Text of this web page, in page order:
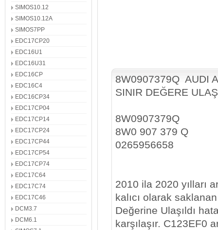
SIMOS10.12
SIMOS10.12A
SIMOS7PP
EDC17CP20
EDC16U1
EDC16U31
EDC16CP
EDC16C4
EDC16CP34
EDC17CP04
EDC17CP14
EDC17CP24
EDC17CP44
EDC17CP54
EDC17CP74
EDC17C64
EDC17C74
EDC17C46
DCM3.7
DCM6.1
8W0907379Q AUDI
SINIR DEĞERE
8W0907379Q
8W0 907 379 Q
0265956658
2010 ila 2020 yılları
kalıcı olarak
Değerine Ulaşıldı
karşılaşır. C123EF0